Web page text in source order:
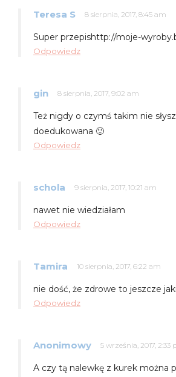
Teresa S 8 sierpnia, 2017, 8:45 am
Super przepishttp://moje-
Odpowiedz
gin 8 sierpnia, 2017, 9:02 am
Też nigdy o czymś takim nie
doedukowana 🙂
Odpowiedz
schola 9 sierpnia, 2017, 10:21 am
nawet nie wiedziałam
Odpowiedz
Tamira 10 sierpnia, 2017, 6:22 am
nie dość, że zdrowe to jeszcze
Odpowiedz
Anonimowy 5 września, 2017, 2:33
A czy tą nalewkę z kurek można